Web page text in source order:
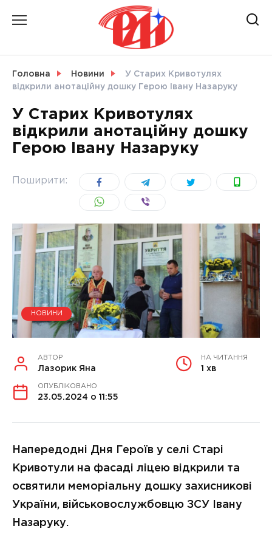
Головна Новини
У Старих Кривотулях
відкрили анотаційну дошку Герою Івану Назаруку
У Старих Кривотулях
відкрили анотаційну дошку
Герою Івану Назаруку
Поширити:
НОВИНИ
АВТОР
Лазорик Яна
НА ЧИТАННЯ
1 хв
ОПУБЛІКОВАНО
23.05.2024 о 11:55
Напередодні Дня Героїв у селі Старі
Кривотули на фасаді ліцею відкрили та
освятили меморіальну дошку захисникові
України, військовослужбовцю ЗСУ Івану
Назаруку.